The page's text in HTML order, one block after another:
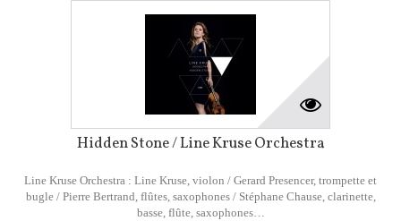
Hidden Stone / Line Kruse Orchestra
Line Kruse Orchestra : Line Kruse, violon / Gerard Presencer, trompette et
bugle / Pierre Bertrand, flûtes, saxophones / Stéphane Chause, clarinette,
basse, flûte, saxophones…